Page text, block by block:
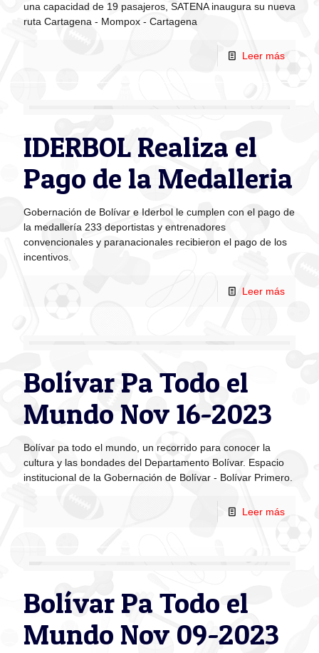
una capacidad de 19 pasajeros, SATENA inaugura su nueva
ruta Cartagena - Mompox - Cartagena
Leer más
IDERBOL Realiza el
Pago de la Medalleria
Gobernación de Bolívar e Iderbol le cumplen con el pago de
la medallería 233 deportistas y entrenadores
convencionales y paranacionales recibieron el pago de los
incentivos.
Leer más
Bolívar Pa Todo el
Mundo Nov 16-2023
Bolívar pa todo el mundo, un recorrido para conocer la
cultura y las bondades del Departamento Bolívar. Espacio
institucional de la Gobernación de Bolívar - Bolívar Primero.
Leer más
Bolívar Pa Todo el
Mundo Nov 09-2023